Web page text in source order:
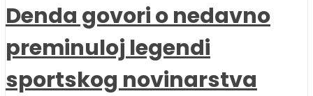
Denda govori o nedavno
preminuloj legendi
sportskog novinarstva